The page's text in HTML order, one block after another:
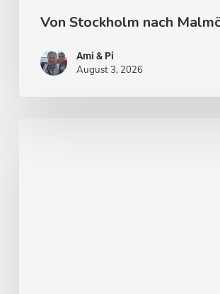
Von Stockholm nach
Ami & Pi
August 3, 2026